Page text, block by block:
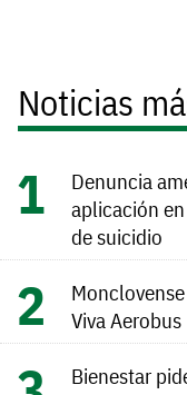
Noticias
Denuncia
aplicación
de suicidio
Viva Aerobus
Bienestar